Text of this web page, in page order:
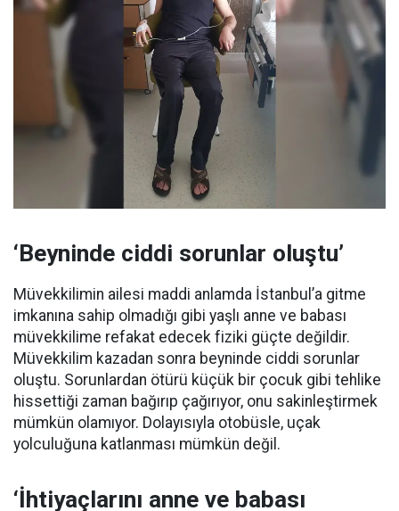
‘Beyninde ciddi sorunlar oluştu’
Müvekkilimin ailesi maddi anlamda İstanbul’a gitme
imkanına sahip olmadığı gibi yaşlı anne ve babası
müvekkilime refakat edecek fiziki güçte değildir.
Müvekkilim kazadan sonra beyninde ciddi sorunlar
oluştu. Sorunlardan ötürü küçük bir çocuk gibi tehlike
hissettiği zaman bağırıp çağırıyor, onu sakinleştirmek
mümkün olamıyor. Dolayısıyla otobüsle, uçak
yolculuğuna katlanması mümkün değil.
‘İhtiyaçlarını anne ve babası